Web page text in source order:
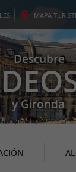
MAPA
Descubre
y Gironda